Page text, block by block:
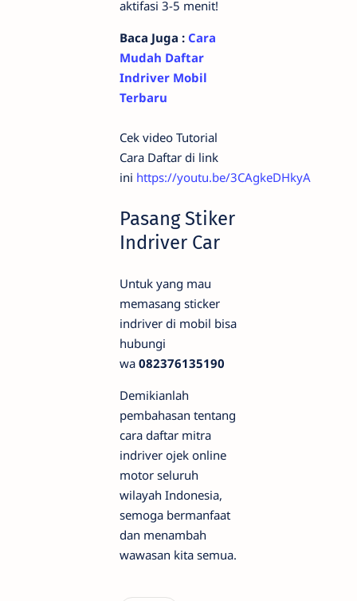
aktifasi 3-5 menit!
Baca Juga : Cara
Mudah Daftar
Indriver Mobil
Terbaru
Cek video Tutorial
Cara Daftar di link
ini https://youtu.be/3CAgkeDHkyA
Pasang Stiker
Indriver Car
Untuk yang mau
memasang sticker
indriver di mobil bisa
hubungi
wa 082376135190
Demikianlah
pembahasan tentang
cara daftar mitra
indriver ojek online
motor seluruh
wilayah Indonesia,
semoga bermanfaat
dan menambah
wawasan kita semua.